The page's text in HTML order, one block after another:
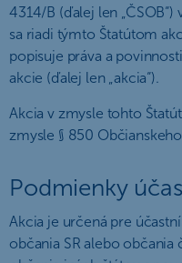
4314/B (ďalej len
sa riadi týmto Štatútom
popisuje práva a
akcie (ďalej len „akcia“).
Akcia v zmysle tohto
zmysle § 850
Podmienky
Akcia je určená pre
občania SR alebo občania